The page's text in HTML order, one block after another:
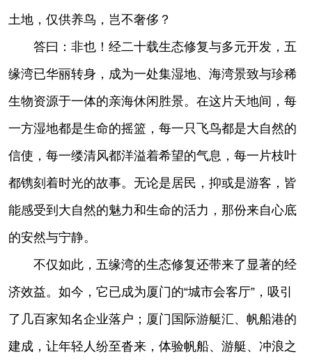
土地，仅供养鸟，岂不奢侈？
答曰：非也！经二十载生态修复与多元开发，五
缘湾已华丽转身，成为一处集湿地、海湾景致与珍稀
生物资源于一体的亲海休闲胜景。在这片天地间，每
一方湿地都是生命的摇篮，每一只飞鸟都是大自然的
信使，每一缕清风都洋溢着希望的气息，每一片枝叶
都镌刻着时光的故事。无论是居民，抑或是游客，皆
能感受到大自然的魅力和生命的活力，那份来自心底
的安然与宁静。
不仅如此，五缘湾的生态修复还带来了显著的经
济效益。如今，它已成为厦门的“城市会客厅”，吸引
了几百家知名企业落户；厦门国际游艇汇、帆船港的
建成，让年轻人纷至沓来，体验帆船、游艇、冲浪之